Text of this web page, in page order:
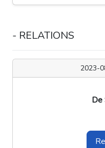
- RELATIONS
2023-
De